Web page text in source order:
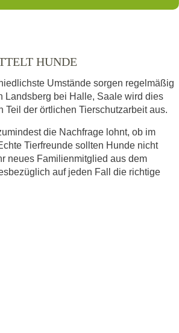
HUNDE
Umstände sorgen regelmäßig
Landsberg bei Halle, Saale wird dies
der örtlichen Tierschutzarbeit aus.
die Nachfrage lohnt, ob im
Tierfreunde sollten Hunde nicht
neues Familienmitglied aus dem
auf jeden Fall die richtige